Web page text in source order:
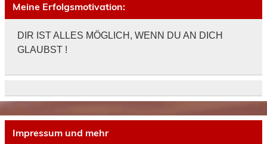
Meine Erfolgsmotivation:
DIR IST ALLES MÖGLICH, WENN DU AN DICH
GLAUBST !
Impressum und mehr